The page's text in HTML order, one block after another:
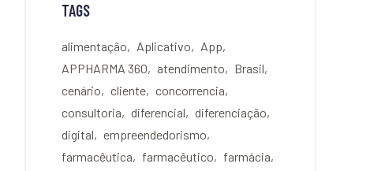
TAGS
alimentação Aplicativo
App
APPHARMA 360
atendimento
Brasil
cenário
cliente
concorrencia
consultoria
diferencial
diferenciação
digital
empreendedorismo
farmacêutica
farmacêutico
farmácia